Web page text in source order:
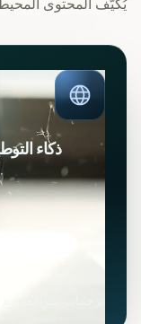
يُكيّف المحتوى
ذكاء